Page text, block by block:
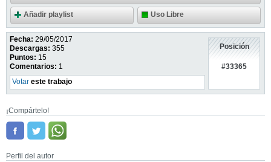
Añadir playlist Uso Libre
Fecha: 29/05/2017
Descargas: 355
Puntos: 15
Comentarios: 1
Votar este trabajo
Posición
#33365
¡Compártelo!
Perfil del autor